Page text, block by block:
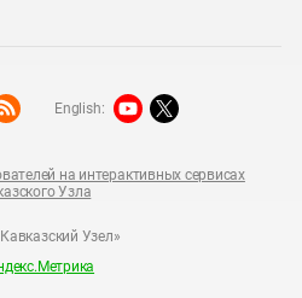
Узел»
на интерактивных сервисах
Узла
English: